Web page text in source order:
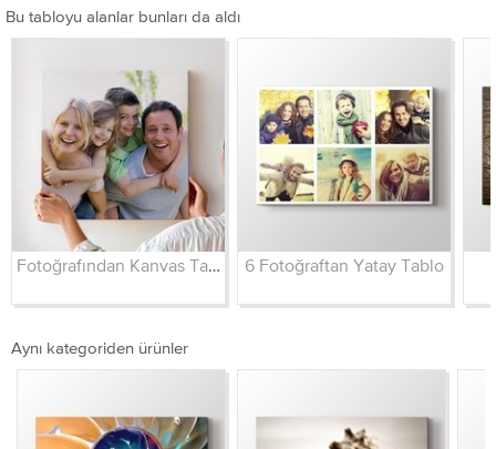
Bu tabloyu alanlar bunları da aldı
6 Fotoğraftan Yatay Tablo
Aynı kategoriden ürünler